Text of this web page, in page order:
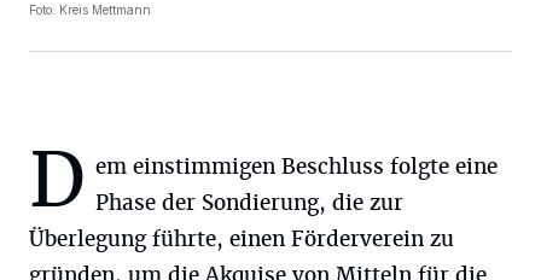
Foto: Kreis Mettmann
D em einstimmigen Beschluss folgte eine
Phase der Sondierung, die zur
Überlegung führte, einen Förderverein zu